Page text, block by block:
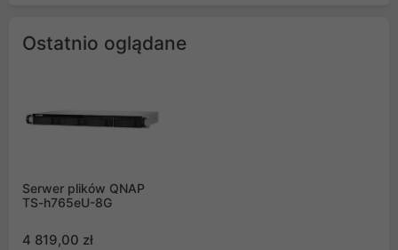
Ostatnio oglądane
Serwer plików QNAP
TS-h765eU-8G
4 819,00 zł